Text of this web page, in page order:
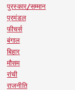
पुरस्कार/सम्मान
प्रमंडल
फीचर्स
बंगाल
बिहार
मौसम
रांची
राजनीति